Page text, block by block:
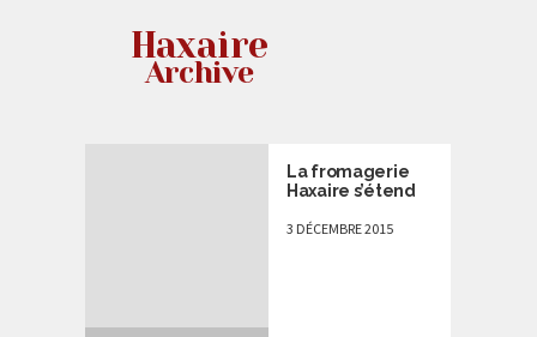
Haxaire
Archive
La fromagerie
Haxaire s’étend
3 DÉCEMBRE 2015